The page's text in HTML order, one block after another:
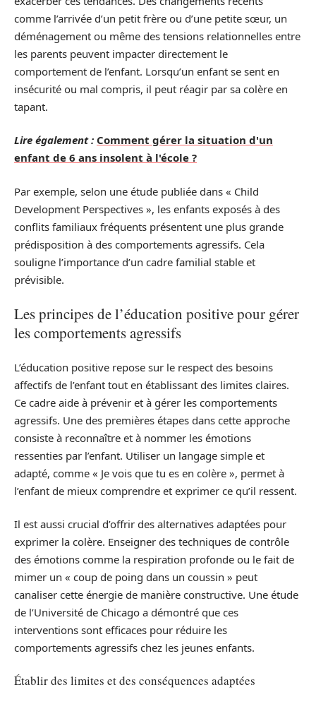
comme l’arrivée d’un petit frère ou d’une petite sœur, un
déménagement ou même des tensions relationnelles entre
les parents peuvent impacter directement le
comportement de l’enfant. Lorsqu’un enfant se sent en
insécurité ou mal compris, il peut réagir par sa colère en
tapant.
Lire également : Comment gérer la situation d'un
enfant de 6 ans insolent à l'école ?
Par exemple, selon une étude publiée dans « Child
Development Perspectives », les enfants exposés à des
conflits familiaux fréquents présentent une plus grande
prédisposition à des comportements agressifs. Cela
souligne l’importance d’un cadre familial stable et
prévisible.
Les principes de l’éducation positive pour gérer
les comportements agressifs
L’éducation positive repose sur le respect des besoins
affectifs de l’enfant tout en établissant des limites claires.
Ce cadre aide à prévenir et à gérer les comportements
agressifs. Une des premières étapes dans cette approche
consiste à reconnaître et à nommer les émotions
ressenties par l’enfant. Utiliser un langage simple et
adapté, comme « Je vois que tu es en colère », permet à
l’enfant de mieux comprendre et exprimer ce qu’il ressent.
Il est aussi crucial d’offrir des alternatives adaptées pour
exprimer la colère. Enseigner des techniques de contrôle
des émotions comme la respiration profonde ou le fait de
mimer un « coup de poing dans un coussin » peut
canaliser cette énergie de manière constructive. Une étude
de l’Université de Chicago a démontré que ces
interventions sont efficaces pour réduire les
comportements agressifs chez les jeunes enfants.
Établir des limites et des conséquences adaptées